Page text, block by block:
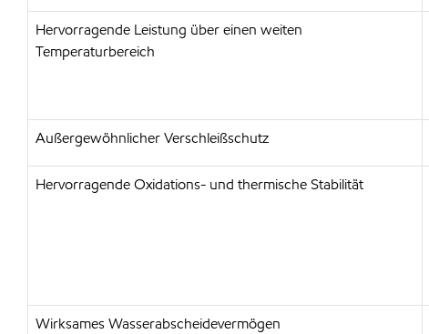
Hervorragende Leistung über einen weiten
Temperaturbereich
Außergewöhnlicher Verschleißschutz
Hervorragende Oxidations- und thermische Stabilität
Wirksames Wasserabscheidevermögen